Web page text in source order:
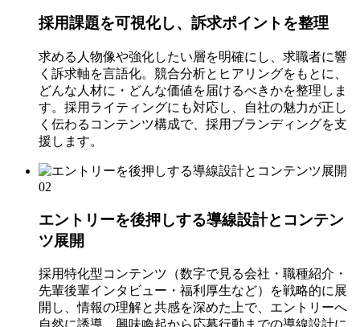
採用課題を可視化し、訴求ポイントを整理
求める人物像や強化したい層を明確にし、求職者に響
く訴求軸を言語化。競合分析とヒアリングをもとに、
どんな人材に・どんな価値を届けるべきかを整理しま
す。採用ライティングにも対応し、自社の魅力が正し
く伝わるコンテンツ構成で、採用ブランディングを支
援します。
02
エントリーを後押しする導線設計とコンテン
ツ展開
採用特化型コンテンツ（数字で見る会社・職種紹介・
先輩後輩インタビュー・福利厚生など）を戦略的に展
開し、情報の理解と共感を深めた上で、エントリーへ